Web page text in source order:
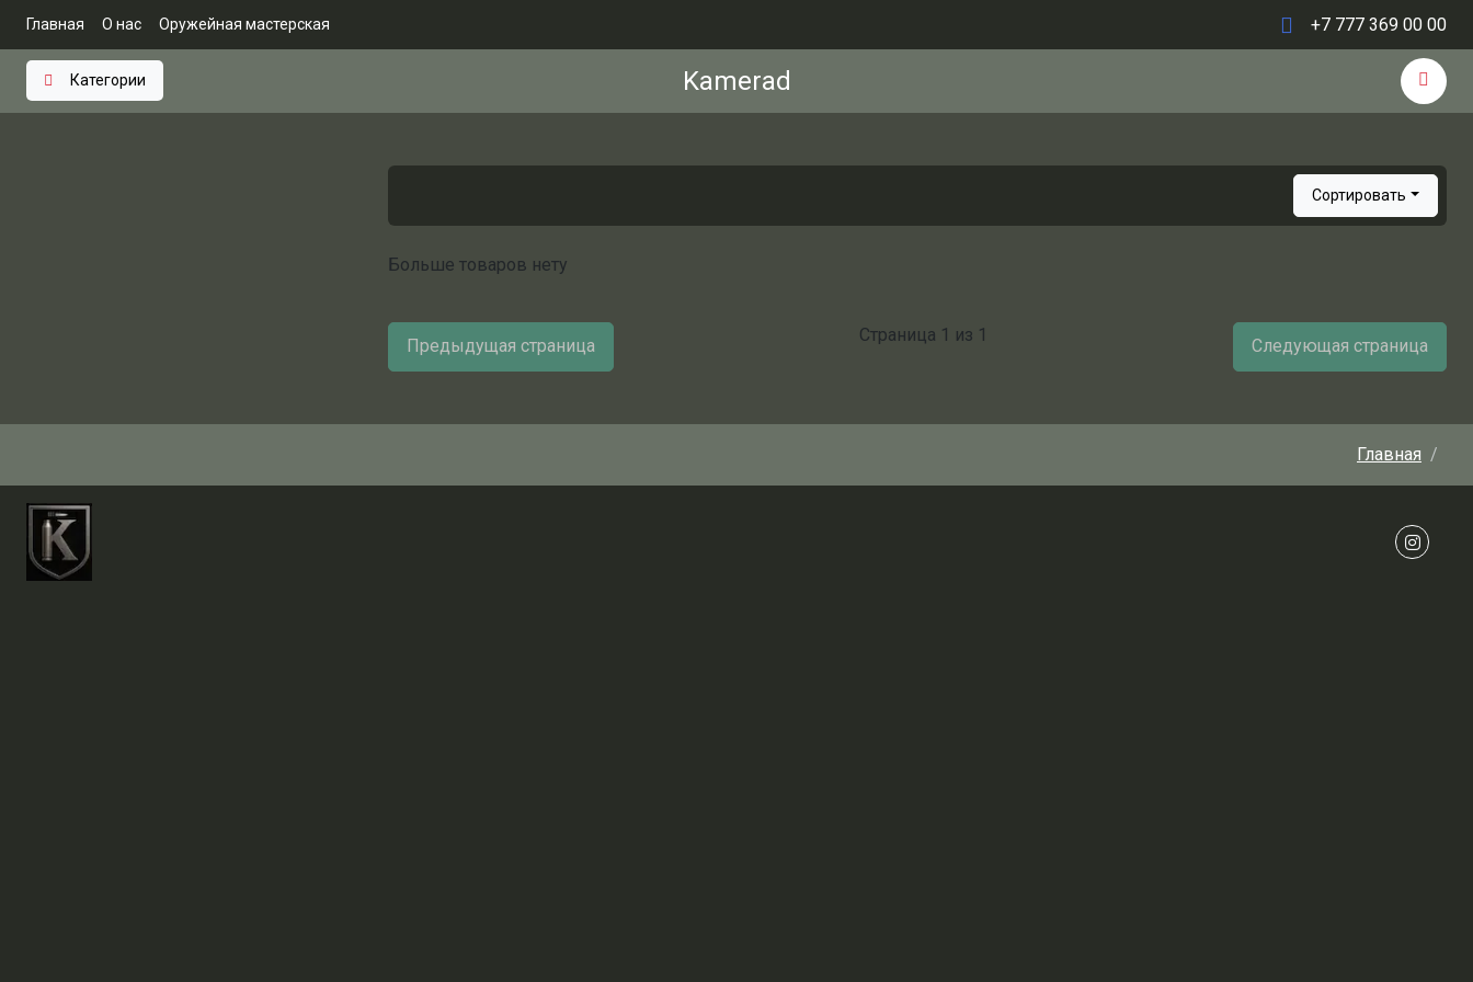
Главная О нас Оружейная мастерская +7 777 369 00 00
Категории Kamerad
Сортировать
Больше товаров нету
Предыдущая страница
Страница 1 из 1
Следующая страница
Главная